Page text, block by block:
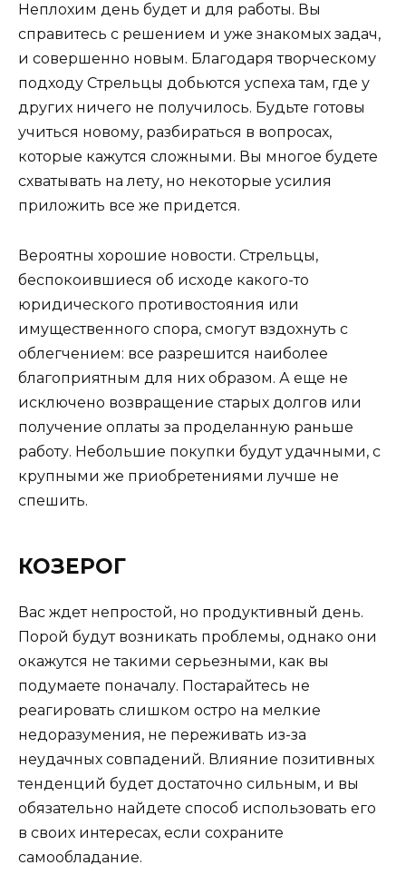
Неплохим день будет и для работы. Вы
справитесь с решением и уже знакомых задач,
и совершенно новым. Благодаря творческому
подходу Стрельцы добьются успеха там, где у
других ничего не получилось. Будьте готовы
учиться новому, разбираться в вопросах,
которые кажутся сложными. Вы многое будете
схватывать на лету, но некоторые усилия
приложить все же придется.
Вероятны хорошие новости. Стрельцы,
беспокоившиеся об исходе какого-то
юридического противостояния или
имущественного спора, смогут вздохнуть с
облегчением: все разрешится наиболее
благоприятным для них образом. А еще не
исключено возвращение старых долгов или
получение оплаты за проделанную раньше
работу. Небольшие покупки будут удачными, с
крупными же приобретениями лучше не
спешить.
КОЗЕРОГ
Вас ждет непростой, но продуктивный день.
Порой будут возникать проблемы, однако они
окажутся не такими серьезными, как вы
подумаете поначалу. Постарайтесь не
реагировать слишком остро на мелкие
недоразумения, не переживать из-за
неудачных совпадений. Влияние позитивных
тенденций будет достаточно сильным, и вы
обязательно найдете способ использовать его
в своих интересах, если сохраните
самообладание.